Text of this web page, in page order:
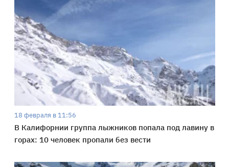
18 февраля в 11:56
В Калифорнии группа лыжников попала под лавину в
горах: 10 человек пропали без вести